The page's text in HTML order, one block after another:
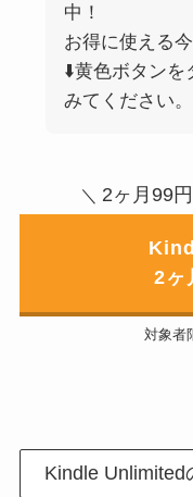
中！
お得に使える
⬇️黄色ボタンを
みてください。
＼ 2ヶ月99
2ヶ
対象者
Kindle Unlimited